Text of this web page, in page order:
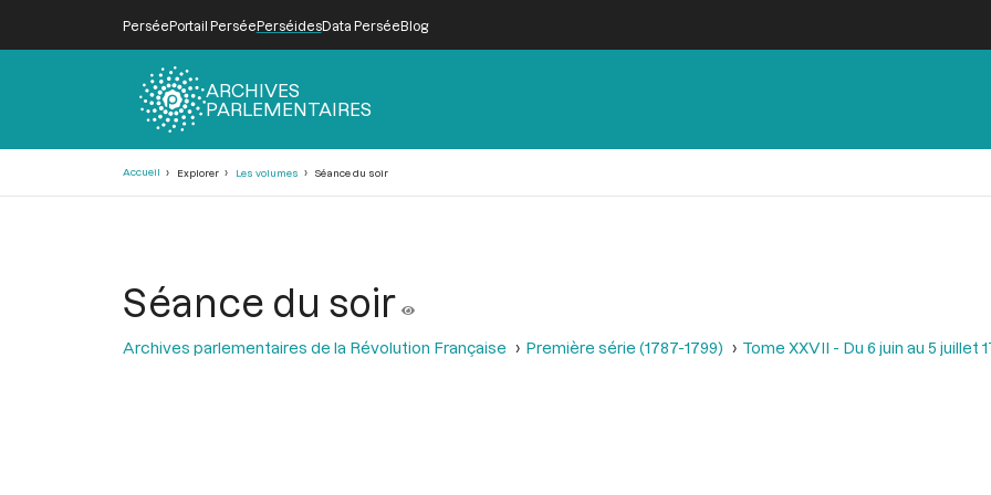
PerséePortail PerséePerséidesData PerséeBlog
ARCHIVES
PARLEMENTAIRES
Accueil Explorer Les volumes Séance du soir
Séance du soir
Archives parlementaires de la Révolution Française Première série (1787-1799) Tome XXVII - Du 6 juin au 5 juillet